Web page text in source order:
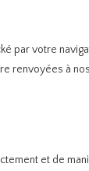
par votre
renvoyées à
et de